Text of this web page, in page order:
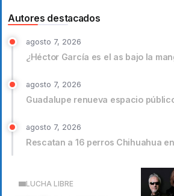
Autores destacados
agosto 7, 2026
¿Héctor García es el as bajo la
agosto 7, 2026
Guadalupe renueva espacio
agosto 7, 2026
Rescatan a 16 perros Chihuahua
LUCHA LIBRE